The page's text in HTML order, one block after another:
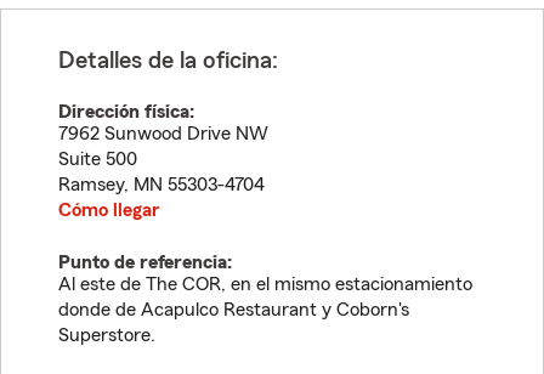
Detalles de la oficina:
Dirección física:
7962 Sunwood Drive NW
Suite 500
Ramsey, MN 55303-4704
Cómo llegar
Punto de referencia:
Al este de The COR, en el mismo estacionamiento
donde de Acapulco Restaurant y Coborn's
Superstore.